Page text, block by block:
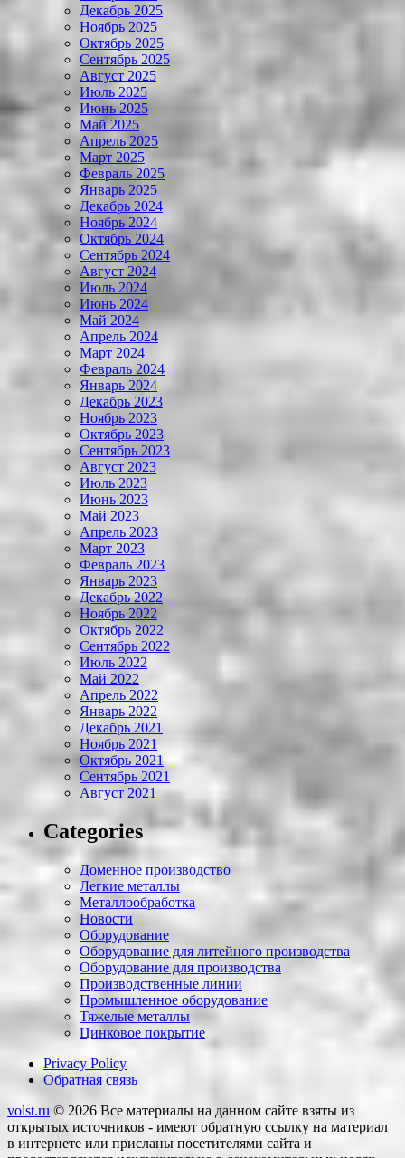
Декабрь 2025
Ноябрь 2025
Октябрь 2025
Сентябрь 2025
Август 2025
Июль 2025
Июнь 2025
Май 2025
Апрель 2025
Март 2025
Февраль 2025
Январь 2025
Декабрь 2024
Ноябрь 2024
Октябрь 2024
Сентябрь 2024
Август 2024
Июль 2024
Июнь 2024
Май 2024
Апрель 2024
Март 2024
Февраль 2024
Январь 2024
Декабрь 2023
Ноябрь 2023
Октябрь 2023
Сентябрь 2023
Август 2023
Июль 2023
Июнь 2023
Май 2023
Апрель 2023
Март 2023
Февраль 2023
Январь 2023
Декабрь 2022
Ноябрь 2022
Октябрь 2022
Сентябрь 2022
Июль 2022
Май 2022
Апрель 2022
Январь 2022
Декабрь 2021
Ноябрь 2021
Октябрь 2021
Сентябрь 2021
Август 2021
Categories
Доменное производство
Легкие металлы
Металлообработка
Новости
Оборудование
Оборудование для литейного производства
Оборудование для производства
Производственные линии
Промышленное оборудование
Тяжелые металлы
Цинковое покрытие
Privacy Policy
Обратная связь
volst.ru © 2026 Все материалы на данном сайте взяты из
открытых источников - имеют обратную ссылку на материал
в интернете или присланы посетителями сайта и